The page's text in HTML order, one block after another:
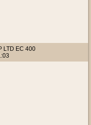
LTD EC 400